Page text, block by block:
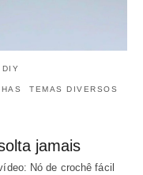
DIY
TEMAS DIVERSOS
jamais
Nó de crochê fácil